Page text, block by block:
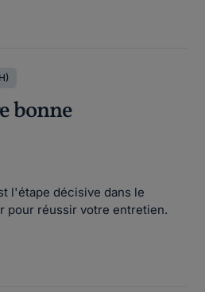
bonne
l'étape décisive dans le
pour réussir votre entretien.